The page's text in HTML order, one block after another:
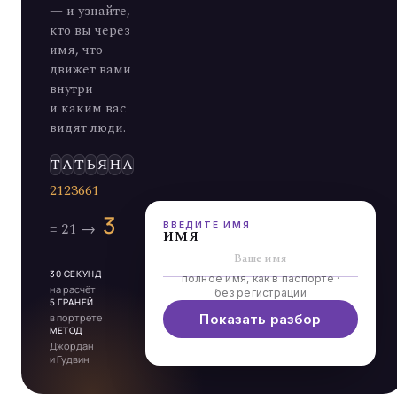
— и узнайте,
кто вы через
имя, что
движет вами
внутри
и каким вас
видят люди.
ЭЛЬД
30 СЕКУНД
на расчёт
5 ГРАНЕЙ
в портрете
МЕТОД
Джордан
и Гудвин
ВВЕДИТЕ ИМЯ
имя
полное имя, как в паспорте ·
без регистрации
Показать разбор